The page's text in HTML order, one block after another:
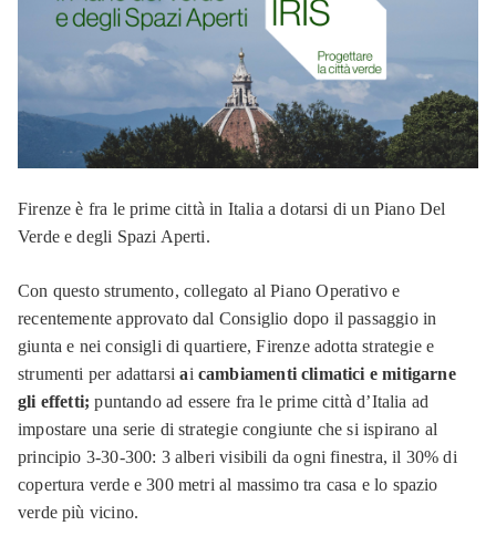
Firenze è fra le prime città in Italia a dotarsi di un Piano Del
Verde e degli Spazi Aperti.
Con questo strumento, collegato al Piano Operativo e
recentemente approvato dal Consiglio dopo il passaggio in
giunta e nei consigli di quartiere, Firenze adotta strategie e
strumenti per adattarsiai cambiamenti climatici e mitigarne
gli effetti;puntando ad essere fra le prime città d’Italia ad
impostare una serie di strategie congiunte che si ispirano al
principio 3-30-300: 3 alberi visibili da ogni finestra, il 30% di
copertura verde e 300 metri al massimo tra casa e lo spazio
verde più vicino.